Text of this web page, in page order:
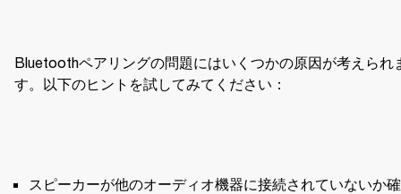
Bluetoothペアリングの問題にはいくつかの原因が考えられ
す。以下のヒントを試してみてください：
スピーカーが他のオーディオ機器に接続されていないか